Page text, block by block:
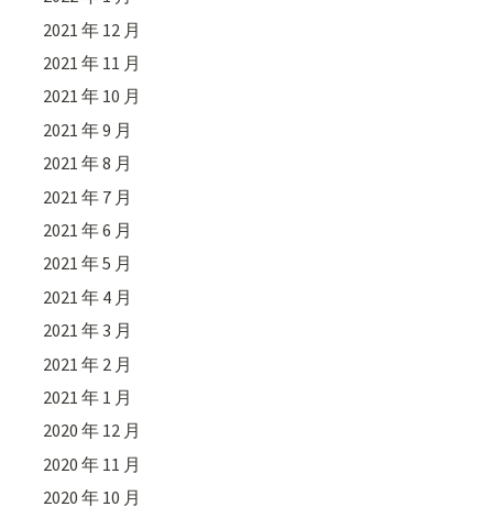
2021 年 12 月
2021 年 11 月
2021 年 10 月
2021 年 9 月
2021 年 8 月
2021 年 7 月
2021 年 6 月
2021 年 5 月
2021 年 4 月
2021 年 3 月
2021 年 2 月
2021 年 1 月
2020 年 12 月
2020 年 11 月
2020 年 10 月